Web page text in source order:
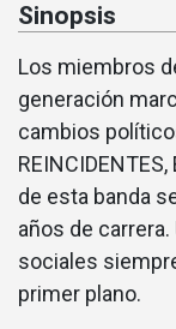
Sinopsis
Los miembros
generación
cambios
de esta banda
años de
sociales
primer plano.